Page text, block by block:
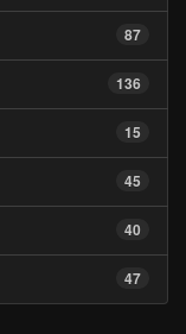
87
136
15
45
40
47